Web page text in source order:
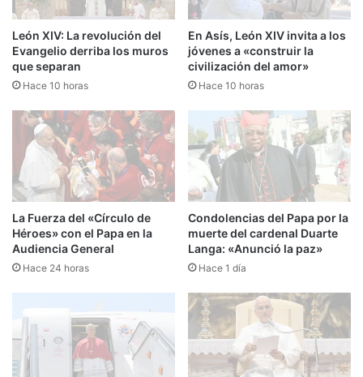
León XIV: La revolución del
Evangelio derriba los muros
que separan
Hace 10 horas
En Asís, León XIV invita a los
jóvenes a «construir la
civilización del amor»
Hace 10 horas
La Fuerza del «Círculo de
Héroes» con el Papa en la
Audiencia General
Hace 24 horas
Condolencias del Papa por la
muerte del cardenal Duarte
Langa: «Anunció la paz»
Hace 1 día